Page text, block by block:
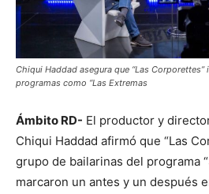
Chiqui Haddad asegura que “Las
programas como “Las Extremas
Ámbito RD- El productor y
Chiqui Haddad afirmó que “Las
grupo de bailarinas del programa
marcaron un antes y un después